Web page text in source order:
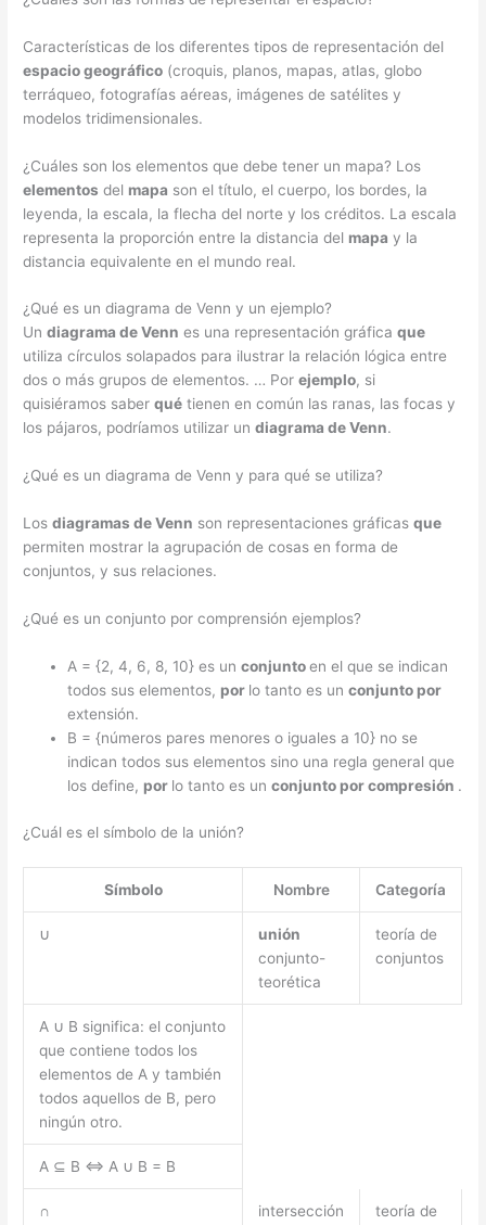
Características de los diferentes tipos de representación del
espacio geográfico (croquis, planos, mapas, atlas, globo
terráqueo, fotografías aéreas, imágenes de satélites y
modelos tridimensionales.
¿Cuáles son los elementos que debe tener un mapa? Los
elementos del mapa son el título, el cuerpo, los bordes, la
leyenda, la escala, la flecha del norte y los créditos. La escala
representa la proporción entre la distancia del mapa y la
distancia equivalente en el mundo real.
¿Qué es un diagrama de Venn y un ejemplo?
Undiagrama de Venn es una representación gráficaque
utiliza círculos solapados para ilustrar la relación lógica entre
dos o más grupos de elementos. … Porejemplo, si
quisiéramos saberqué tienen en común las ranas, las focas y
los pájaros, podríamos utilizar undiagrama de Venn.
¿Qué es un diagrama de Venn y para qué se utiliza?
Losdiagramas de Venn son representaciones gráficasque
permiten mostrar la agrupación de cosas en forma de
conjuntos, y sus relaciones.
¿Qué es un conjunto por comprensión ejemplos?
A = {2, 4, 6, 8, 10} es unconjuntoen el que se indican
todos sus elementos, por lo tanto es unconjunto por
extensión.
B = {números pares menores o iguales a 10} no se
indican todos sus elementos sino una regla general que
los define, por lo tanto es unconjunto por compresión .
¿Cuál es el símbolo de la unión?
Símbolo Nombre Categoría
∪
unión
conjunto-
teorética
teoría de
conjuntos
A ∪ B significa: el conjunto
que contiene todos los
elementos de A y también
todos aquellos de B, pero
ningún otro.
A ⊆ B ⇔ A ∪ B = B
∩
intersección
teoría de